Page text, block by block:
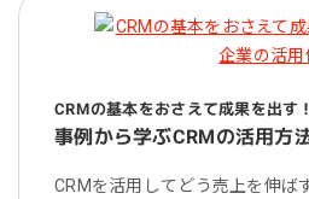
CRMの基本をおさえて成果を出す！
事例から学ぶCRMの活用方
CRMを活用してどう売上を伸ば